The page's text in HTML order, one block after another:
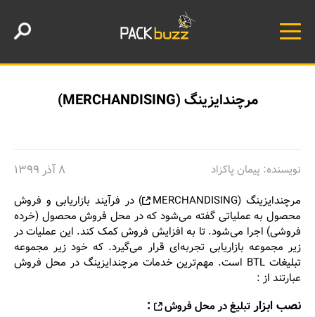
مرچندایزینگ (MERCHANDISING)
۸ آذر ۱۳۹۹
نویسنده: پیمان پاکزاد
مرچندایزینگ (MERCHANDISING
) در فرآیند بازاریابی و فروش
محصول به عملیاتی گفته می‌شود که در محل فروش محصول (خرده
فروشی) اجرا می‌شود. تا به افزایش فروش کمک کند. این عملیات در
زیر مجموعه بازاریابی تجربه‌ای قرار می‌گیرد. که خود زیر مجموعه
تبلیغات BTL است. مهم‌ترین خدمات مرچندایزینگ در محل فروش
عبارتند از :
نصب ابزار تبلیغ در محل فروش :